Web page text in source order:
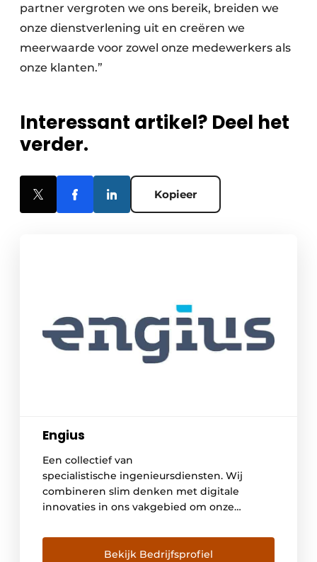
partner vergroten we ons bereik, breiden we
onze dienstverlening uit en creëren we
meerwaarde voor zowel onze medewerkers als
onze klanten.”
Interessant artikel? Deel het
verder.
Kopieer
Engius
Een collectief van
specialistische ingenieursdiensten. Wij
combineren slim denken met digitale
innovaties in ons vakgebied om onze
oplossingen te bieden. Een samenwerking
met ons is een bundeling van
Bekijk Bedrijfsprofiel